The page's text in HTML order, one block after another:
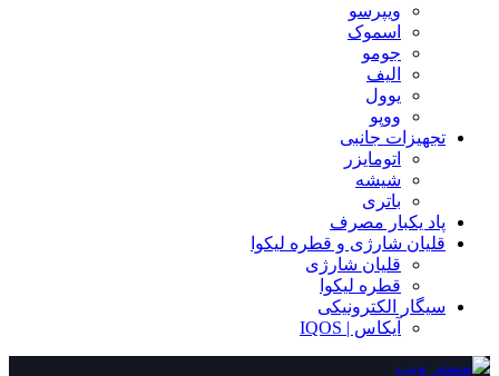
ویپرسو
اسموک
جومو
الیف
یوول
ووپو
تجهیزات جانبی
اتومایزر
شیشه
باتری
پاد یکبار مصرف
قلیان شارژی و قطره لیکوا
قلیان شارژی
قطره لیکوا
سیگار الکترونیکی
آیکاس | IQOS